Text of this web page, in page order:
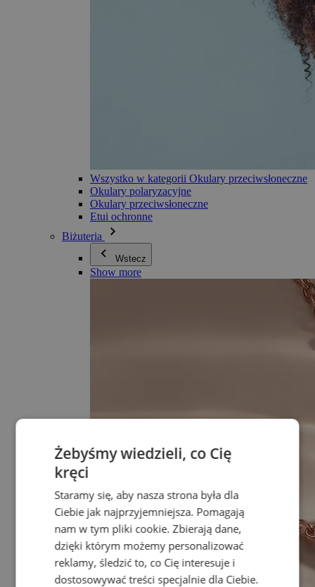
Wszystko w kategorii Okulary przeciwsłoneczne
Okulary polaryzacyjne
Okulary przeciwsłoneczne
Etui ochronne
Biżuteria
Wstecz
Show more
Żebyśmy wiedzieli, co Cię
kręci
Staramy się, aby nasza strona była dla
Ciebie jak najprzyjemniejsza. Pomagają
nam w tym pliki cookie. Zbierają dane,
dzięki którym możemy personalizować
reklamy, śledzić to, co Cię interesuje i
dostosowywać treści specjalnie dla Ciebie.